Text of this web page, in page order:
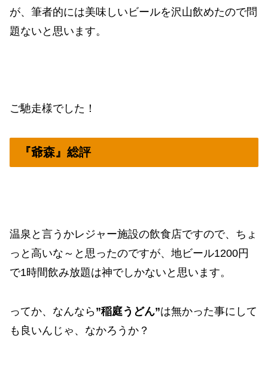
が、筆者的には美味しいビールを沢山飲めたので問
題ないと思います。
ご馳走様でした！
『爺森』総評
温泉と言うかレジャー施設の飲食店ですので、ちょ
っと高いな～と思ったのですが、地ビール1200円
で1時間飲み放題は神でしかないと思います。
ってか、なんなら”稲庭うどん”は無かった事にして
も良いんじゃ、なかろうか？